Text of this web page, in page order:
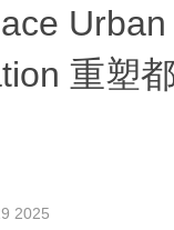
Urban
重塑
2025